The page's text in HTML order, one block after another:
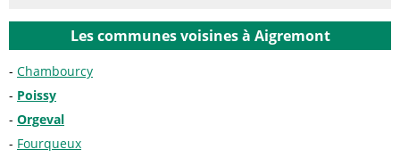
Les communes voisines à Aigremont
Chambourcy
Poissy
Orgeval
Fourqueux